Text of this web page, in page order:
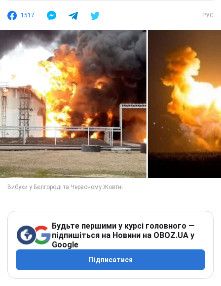
1517 РУС
Будьте першими у курсі головного —
підпишіться на Новини на OBOZ.UA у
Google
Підписатися